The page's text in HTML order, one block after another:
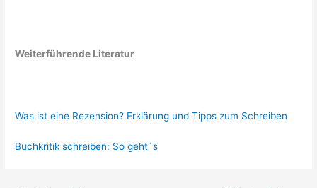
Weiterführende Literatur
Was ist eine Rezension? Erklärung und Tipps zum Schreiben
Buchkritik schreiben: So geht´s